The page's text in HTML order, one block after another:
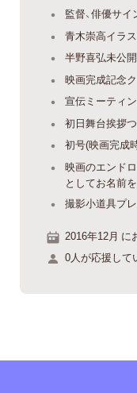
監督、俳優サ
青木崇高イラ
半野喜弘未公
映画完成記念
宣伝ミーティ
初日舞台挨拶
初号(映画完成
映画のエンド
としてお名前
撮影小道具プ
2016年12月 に
0人が応援して